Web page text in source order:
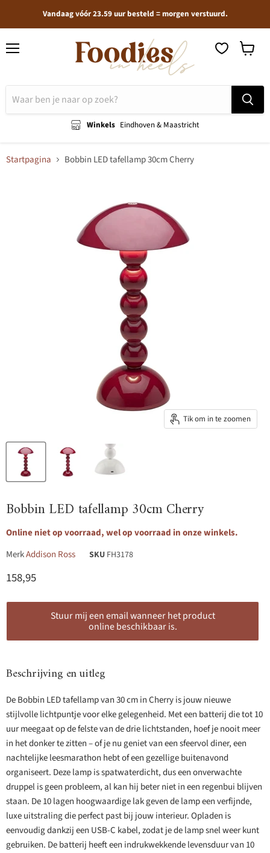
Vandaag vóór 23.59 uur besteld = morgen verstuurd.
Winkels Eindhoven & Maastricht
Startpagina Bobbin LED tafellamp 30cm Cherry
Tik om in te zoomen
Bobbin LED tafellamp 30cm Cherry
Online niet op voorraad, wel op voorraad in onze winkels.
MerkAddison Ross SKU FH3178
Huidige prijs
158,95
Stuur mij een email wanneer het product
online beschikbaar is.
Beschrijving en uitleg
De Bobbin LED tafellamp van 30 cm in Cherry is jouw nieuwe
stijlvolle lichtpuntje voor elke gelegenheid. Met een batterij die tot 10
uur meegaat op de felste van de drie lichtstanden, hoef je nooit meer
in het donker te zitten – of je nu geniet van een sfeervol diner, een
nachtelijke leesmarathon hebt of een gezellige buitenavond
organiseert. Deze lamp is spatwaterdicht, dus een onverwachte
druppel is geen probleem, al kan hij beter niet in een regenbui blijven
staan. De 10 lagen hoogwaardige lak geven de lamp een verfijnde,
luxe uitstraling die perfect past bij jouw interieur. Opladen is
eenvoudig dankzij een USB-C kabel, zodat je de lamp snel weer kunt
gebruiken. De batterij heeft een indrukwekkende levensduur van 10